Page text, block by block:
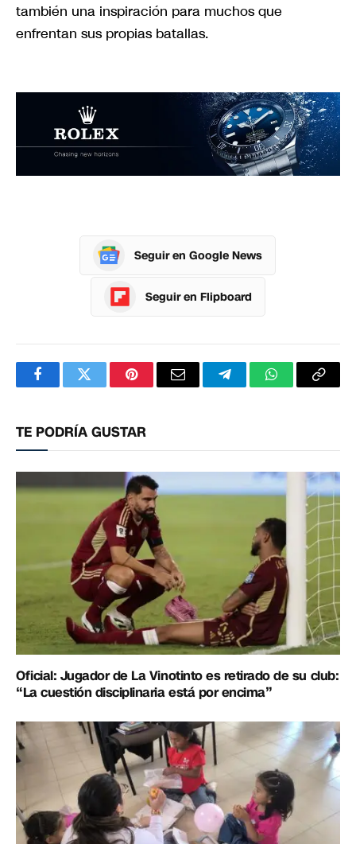
también una inspiración para muchos que
enfrentan sus propias batallas.
Seguir en Google News
Seguir en Flipboard
FacebookTwitterPinterestCorreoTelegramWhatsApp
TE PODRÍA GUSTAR
Oficial: Jugador de La Vinotinto es retirado de su club:
“La cuestión disciplinaria está por encima”